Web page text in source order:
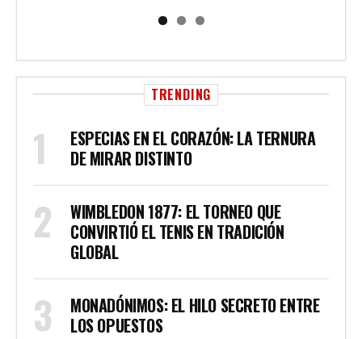
TRENDING
ESPECIAS EN EL CORAZÓN: LA TERNURA
DE MIRAR DISTINTO
WIMBLEDON 1877: EL TORNEO QUE
CONVIRTIÓ EL TENIS EN TRADICIÓN
GLOBAL
MONADÓNIMOS: EL HILO SECRETO ENTRE
LOS OPUESTOS